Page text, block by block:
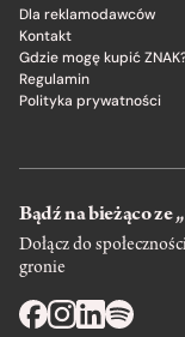
Dla reklamodawców
Kontakt
Gdzie mogę kupić
Regulamin
Polityka prywatności
Bądź na bieżąco ze
Dołącz do
gronie